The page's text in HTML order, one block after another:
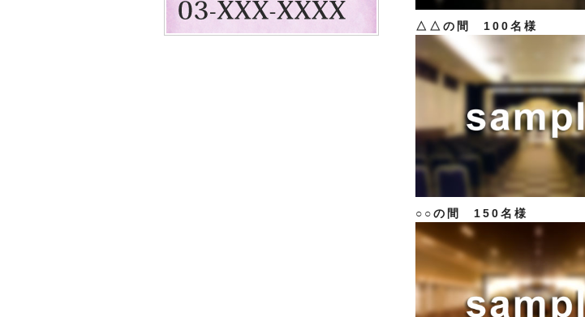
△△の間 100名様
○○の間 150名様